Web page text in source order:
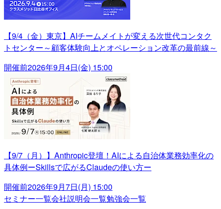
【9/4（金）東京】AIチームメイトが変える次世代コンタク
トセンター～顧客体験向上とオペレーション改革の最前線～
開催前2026年9月4日(金) 15:00
【9/7（月）】Anthropic登壇！AIによる自治体業務効率化の
具体例ーSkillsで広がるClaudeの使い方ー
開催前2026年9月7日(月) 15:00
セミナー一覧会社説明会一覧勉強会一覧